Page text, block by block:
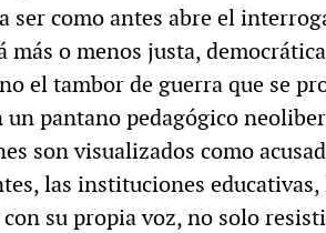
ser como antes abre el
más o menos justa,
el tambor de guerra que se
un pantano pedagógico
son visualizados como
las instituciones
su propia voz, no solo